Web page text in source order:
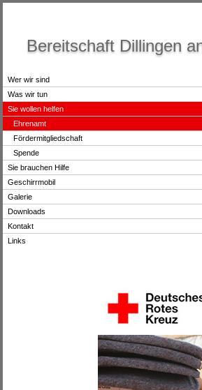
Bereitschaft Dillingen
Wer wir sind
Was wir tun
Sie wollen helfen
Ehrenamt
Fördermitgliedschaft
Spende
Sie brauchen Hilfe
Geschirrmobil
Galerie
Downloads
Kontakt
Links